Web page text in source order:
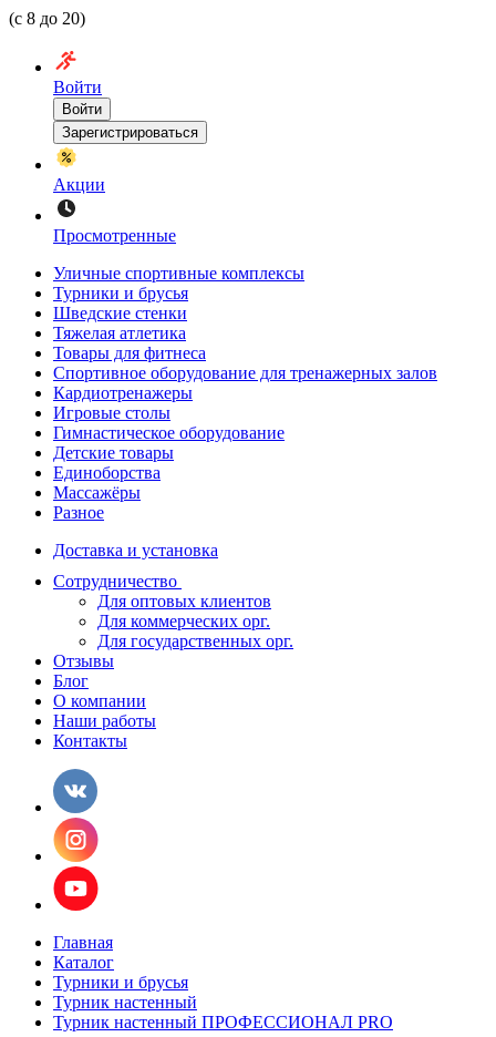
(с 8 до 20)
Войти
Войти
Зарегистрироваться
Акции
Просмотренные
Уличные спортивные комплексы
Турники и брусья
Шведские стенки
Тяжелая атлетика
Товары для фитнеса
Спортивное оборудование для тренажерных залов
Кардиотренажеры
Игровые столы
Гимнастическое оборудование
Детские товары
Единоборства
Массажёры
Разное
Доставка и установка
Сотрудничество
Для оптовых клиентов
Для коммерческих орг.
Для государственных орг.
Отзывы
Блог
О компании
Наши работы
Контакты
Главная
Каталог
Турники и брусья
Турник настенный
Турник настенный ПРОФЕССИОНАЛ PRO